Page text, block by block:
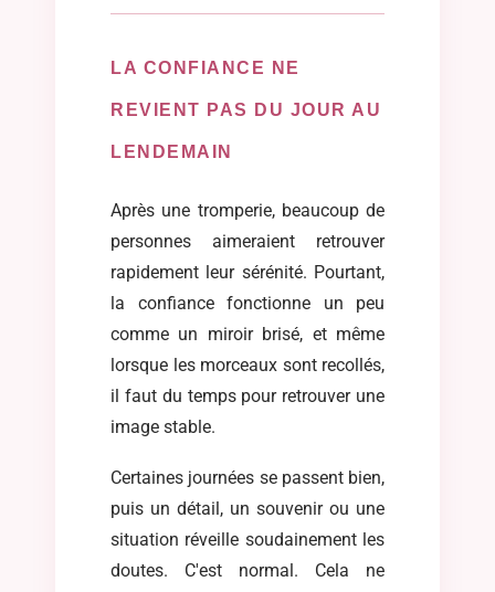
LA CONFIANCE NE
REVIENT PAS DU JOUR AU
LENDEMAIN
Après une tromperie, beaucoup de
personnes aimeraient retrouver
rapidement leur sérénité. Pourtant,
la confiance fonctionne un peu
comme un miroir brisé, et même
lorsque les morceaux sont recollés,
il faut du temps pour retrouver une
image stable.
Certaines journées se passent bien,
puis un détail, un souvenir ou une
situation réveille soudainement les
doutes. C'est normal. Cela ne